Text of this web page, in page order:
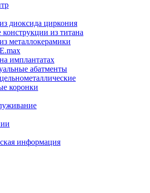
диоксида циркония
из титана
металлокерамики
имплантатах
абатменты
коронки
информация